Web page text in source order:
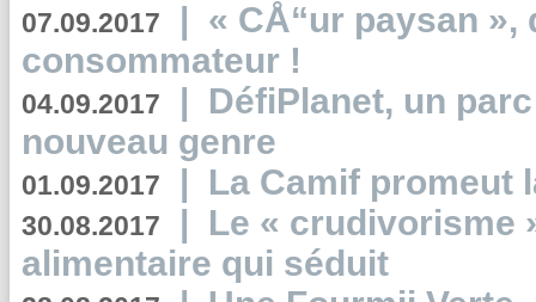
07.09.2017 | « CÅ“ur paysan
consommateur !
04.09.2017 | DéfiPlanet, un
nouveau genre
01.09.2017 | La Camif promeut
30.08.2017 | Le « crudivorisme
alimentaire qui séduit